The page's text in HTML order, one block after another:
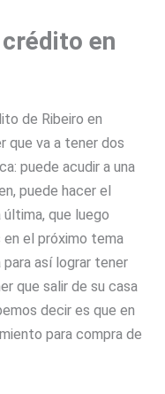
en
de Ribeiro en
que va a tener dos
puede acudir a una
puede hacer el
que luego
el próximo tema
para así lograr tener
que salir de su casa
decir es que en
para compra de